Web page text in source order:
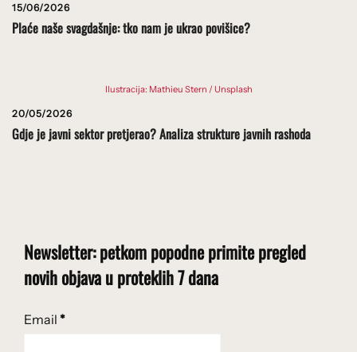
15/06/2026
Plaće naše svagdašnje: tko nam je ukrao povišice?
Ilustracija: Mathieu Stern / Unsplash
20/05/2026
Gdje je javni sektor pretjerao? Analiza strukture javnih rashoda
Newsletter: petkom popodne primite pregled
novih objava u proteklih 7 dana
Email *